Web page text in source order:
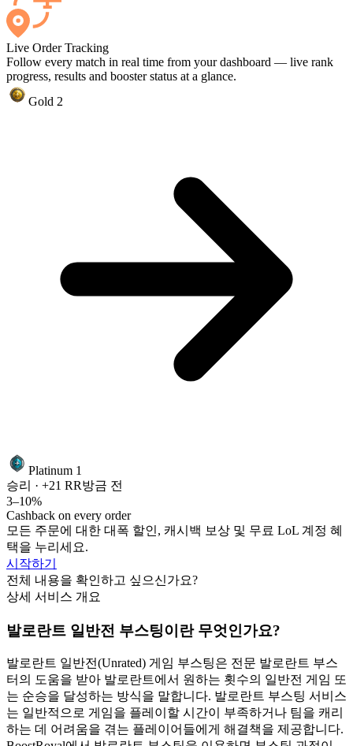
Live Order Tracking
Follow every match in real time from your dashboard — live rank
progress, results and booster status at a glance.
Gold 2
Platinum 1
승리 · +21 RR방금 전
3–10%
Cashback on every order
모든 주문에 대한 대폭 할인, 캐시백 보상 및 무료 LoL 계정 혜
택을 누리세요.
시작하기
전체 내용을 확인하고 싶으신가요?
상세 서비스 개요
발로란트 일반전 부스팅이란 무엇인가요?
발로란트 일반전(Unrated) 게임 부스팅은 전문 발로란트 부스
터의 도움을 받아 발로란트에서 원하는 횟수의 일반전 게임 또
는 순승을 달성하는 방식을 말합니다. 발로란트 부스팅 서비스
는 일반적으로 게임을 플레이할 시간이 부족하거나 팀을 캐리
하는 데 어려움을 겪는 플레이어들에게 해결책을 제공합니다.